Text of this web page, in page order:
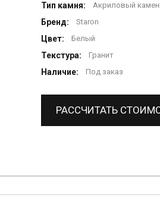
Тип камня: Акриловый
Бренд: Staron
Цвет: Белый
Текстура: Гранит
Наличие: Под заказ
РАССЧИТАТЬ